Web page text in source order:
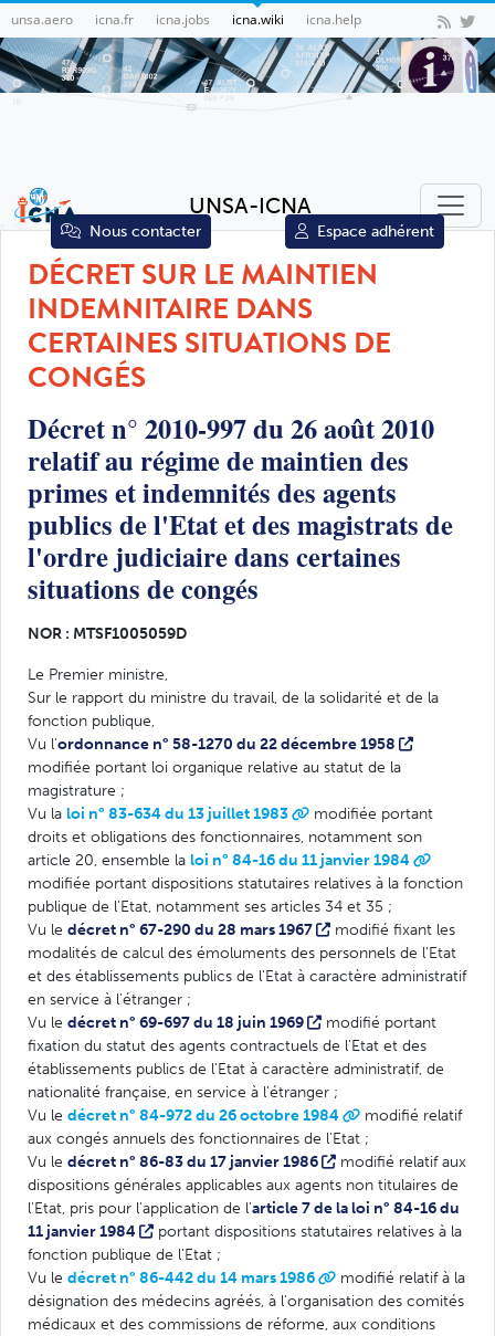
unsa.aero icna.fr icna.jobs icna.wiki icna.help
Nous contacter Espace adhérent
UNSA-ICNA
DÉCRET SUR LE MAINTIEN
INDEMNITAIRE DANS
CERTAINES SITUATIONS DE
CONGÉS
Décret n° 2010-997 du 26 août 2010
relatif au régime de maintien des
primes et indemnités des agents
publics de l'Etat et des magistrats de
l'ordre judiciaire dans certaines
situations de congés
NOR : MTSF1005059D
Le Premier ministre,
Sur le rapport du ministre du travail, de la solidarité et de la
fonction publique,
Vu l'ordonnance n° 58-1270 du 22 décembre 1958
modifiée portant loi organique relative au statut de la
magistrature ;
Vu la loi n° 83-634 du 13 juillet 1983
modifiée portant
droits et obligations des fonctionnaires, notamment son
article 20, ensemble la loi n° 84-16 du 11 janvier 1984
modifiée portant dispositions statutaires relatives à la fonction
publique de l'Etat, notamment ses articles 34 et 35 ;
Vu le décret n° 67-290 du 28 mars 1967
modifié fixant les
modalités de calcul des émoluments des personnels de l'Etat
et des établissements publics de l'Etat à caractère administratif
en service à l'étranger ;
Vu le décret n° 69-697 du 18 juin 1969
modifié portant
fixation du statut des agents contractuels de l'Etat et des
établissements publics de l'Etat à caractère administratif, de
nationalité française, en service à l'étranger ;
Vu le décret n° 84-972 du 26 octobre 1984
modifié relatif
aux congés annuels des fonctionnaires de l'Etat ;
Vu le décret n° 86-83 du 17 janvier 1986
modifié relatif aux
dispositions générales applicables aux agents non titulaires de
l'Etat, pris pour l'application de l'article 7 de la loi n° 84-16 du
11 janvier 1984
portant dispositions statutaires relatives à la
fonction publique de l'Etat ;
Vu le décret n° 86-442 du 14 mars 1986
modifié relatif à la
désignation des médecins agréés, à l'organisation des comités
médicaux et des commissions de réforme, aux conditions